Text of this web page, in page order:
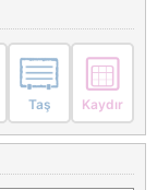
Taş Kaydır